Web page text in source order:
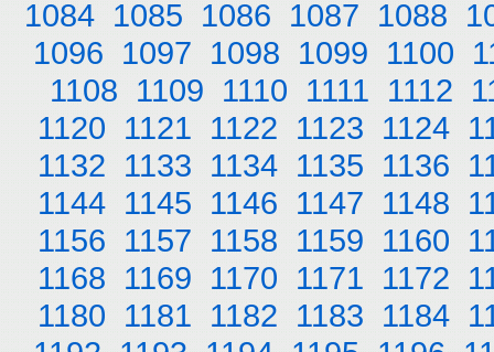
1084 1085 1086 1087 1088
1096 1097 1098 1099 1100
1108 1109 1110 1111 1112
1120 1121 1122 1123 1124
1132 1133 1134 1135 1136
1144 1145 1146 1147 1148
1156 1157 1158 1159 1160
1168 1169 1170 1171 1172
1180 1181 1182 1183 1184